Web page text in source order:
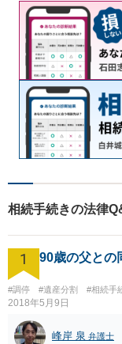
相続手続きの法律
1 90歳の父との
#調停 #遺産分割 #相続手
2018年5月9日
峰岸 泉 弁護士